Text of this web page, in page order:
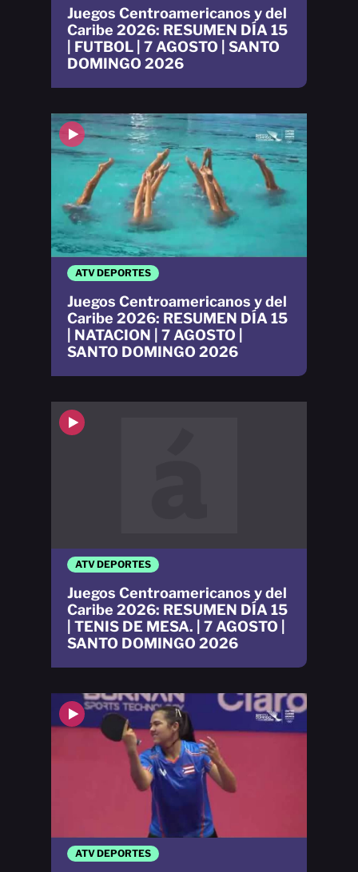
Juegos Centroamericanos y del
Caribe 2026: RESUMEN DÍA 15
| FUTBOL | 7 AGOSTO | SANTO
DOMINGO 2026
ATV DEPORTES
ATV DEPORTES
Juegos Centroamericanos y del
Caribe 2026: RESUMEN DÍA 15
| TENIS DE MESA. | 7 AGOSTO |
SANTO DOMINGO 2026
ATV DEPORTES
Juegos Centroamericanos y del
Caribe 2026: RESUMEN DÍA 15
| NATACION | 7 AGOSTO |
SANTO DOMINGO 2026